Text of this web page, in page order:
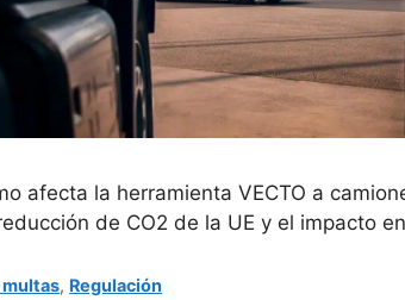
afecta la herramienta VECTO a
de CO2 de la UE y el impacto
multas, Regulación